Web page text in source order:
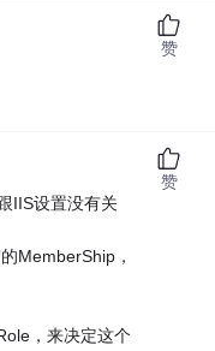
赞
IIS设置没有关
MemberShip，
，来决定这个
赞